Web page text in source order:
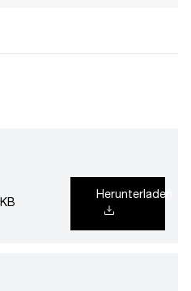
Herunterladen